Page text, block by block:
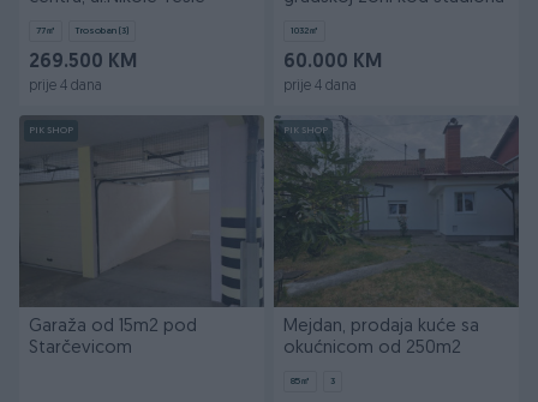
77㎡ Trosoban (3)
269.500 KM
prije 4 dana
1032㎡
60.000 KM
prije 4 dana
PIK SHOP
Garaža od 15m2 pod
Starčevicom
PIK SHOP
Mejdan, prodaja kuće sa
okućnicom od 250m2
85㎡ 3